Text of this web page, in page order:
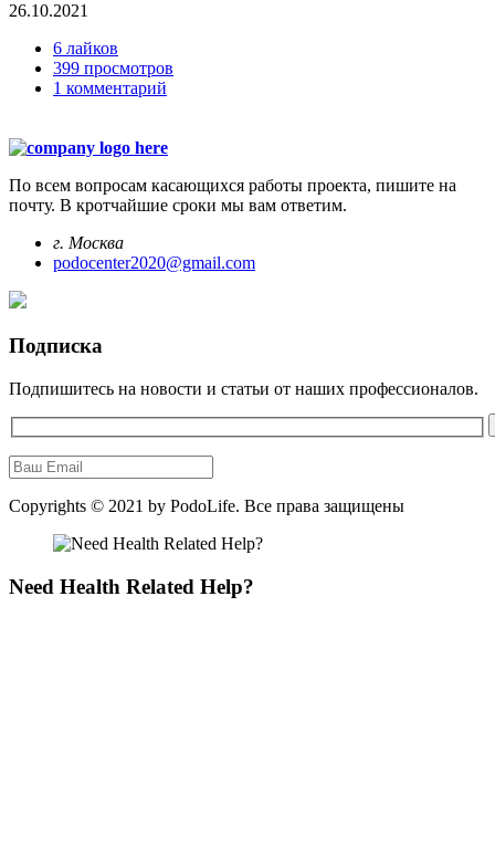
26.10.2021
6 лайков
399 просмотров
1 комментарий
По всем вопросам касающихся работы проекта, пишите на
почту. В кротчайшие сроки мы вам ответим.
г. Москва
podocenter2020@gmail.com
Подписка
Подпишитесь на новости и статьи от наших профессионалов.
Copyrights © 2021 by PodoLife. Все права защищены
Need Health Related Help?